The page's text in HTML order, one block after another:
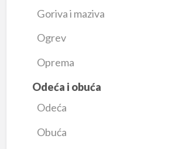
Goriva i maziva
Ogrev
Oprema
Odeća i obuća
Odeća
Obuća